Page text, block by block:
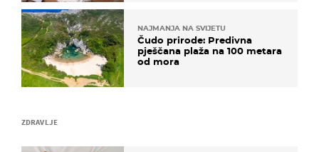
ZDRAVLJE
NAJMANJA NA SVIJETU
Čudo prirode: Predivna
pješčana plaža na 100 metara
od mora